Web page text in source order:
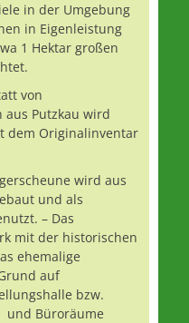
in der Umgebung
in Eigenleistung
1 Hektar großen
von
aus Putzkau wird
dem Originalinventar
wird aus
und als
– Das
mit der historischen
ehemalige
auf
bzw.
und Büroräume